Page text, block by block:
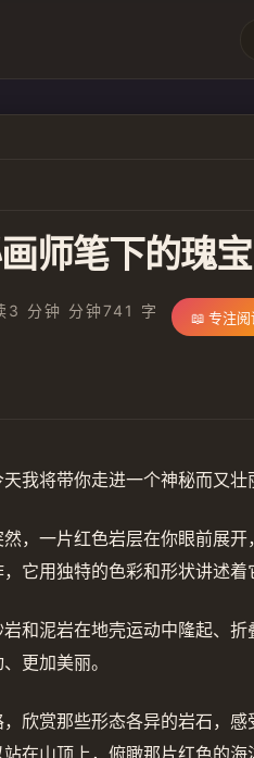
师笔下的瑰宝
3 分钟 分钟741 字 📖 专注阅
我将带你走进一个神秘而又
，一片红色岩层在你眼前展
它用独特的色彩和形状讲述着
和泥岩在地壳运动中隆起、
更加美丽。
欣赏那些形态各异的岩石，
在山顶上，俯瞰那片红色的